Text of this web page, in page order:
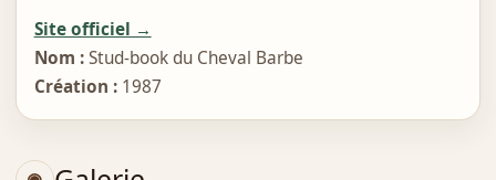
Site officiel →
Nom :Stud-book du Cheval Barbe
Création :1987